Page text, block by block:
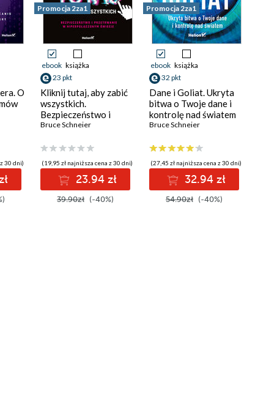
O
30 dni)
Promocja 2za1
ebook książka
23 pkt
Kliknij tutaj, aby zabić
wszystkich.
Bezpieczeństwo i
przetrwanie w
świecie
Bruce Schneier
(19,95 zł najniższa cena z 30 dni)
23.94 zł
39.90zł (-40%)
Promocja 2za1
ebook książka
32 pkt
Dane i Goliat. Ukryta
bitwa o Twoje dane i
kontrolę nad światem
Bruce Schneier
(27,45 zł najniższa cena z 30 dni)
32.94 zł
54.90zł (-40%)